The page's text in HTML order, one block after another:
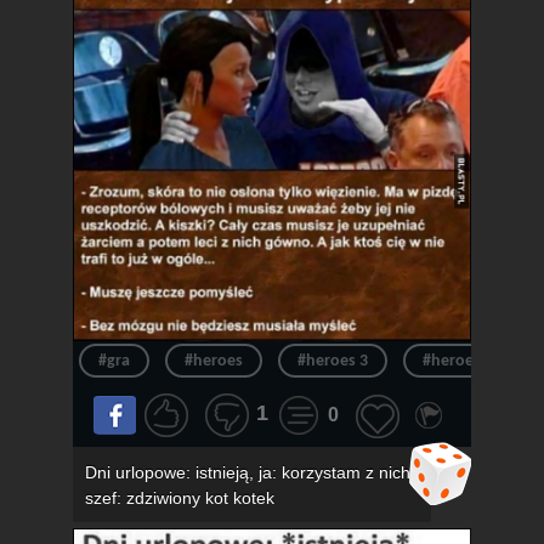
#gra #heroes #heroes 3 #heroes of
1 0
Dni urlopowe: istnieją, ja: korzystam z nich,
szef: zdziwiony kot kotek